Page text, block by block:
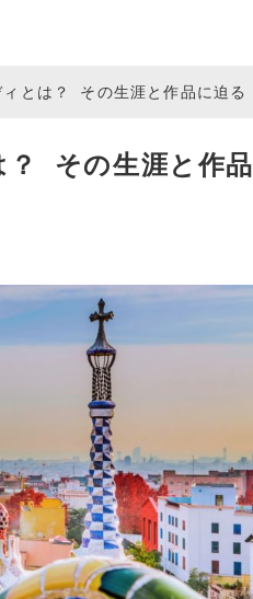
とは？ その生涯と作品に迫る
？ その生涯と作品